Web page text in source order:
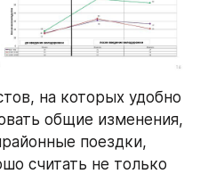
на которых удобно
общие изменения,
поездки,
считать не только